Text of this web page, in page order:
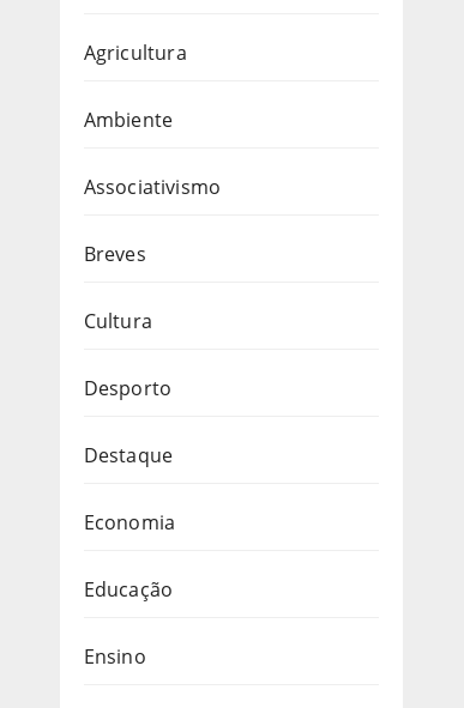
Agricultura
Ambiente
Associativismo
Breves
Cultura
Desporto
Destaque
Economia
Educação
Ensino